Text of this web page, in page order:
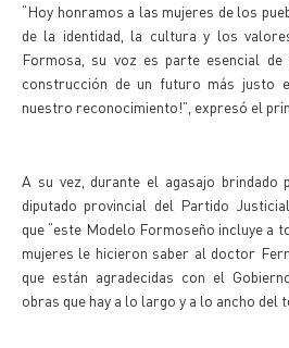
“Hoy honramos a las mujeres de los
de la identidad, la cultura y los
Formosa, su voz es parte esencial
construcción de un futuro más justo
nuestro reconocimiento!”, expresó el
A su vez, durante el agasajo brindado
diputado provincial del Partido
que “este Modelo Formoseño incluye a
mujeres le hicieron saber al doctor
que están agradecidas con el
obras que hay a lo largo y a lo ancho del